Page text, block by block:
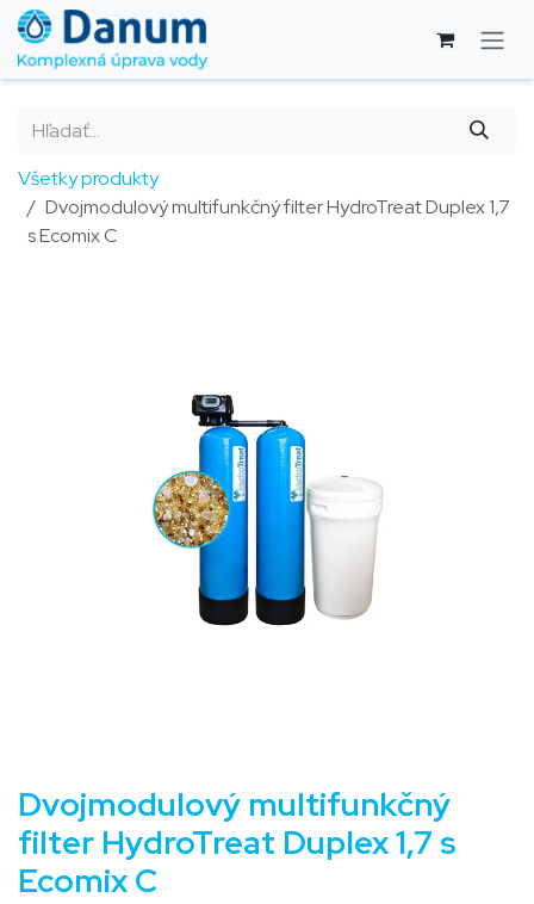
Skip to Content
Všetky produkty
Dvojmodulový multifunkčný filter HydroTreat Duplex 1,7
s Ecomix C
Dvojmodulový multifunkčný
filter HydroTreat Duplex 1,7 s
Ecomix C